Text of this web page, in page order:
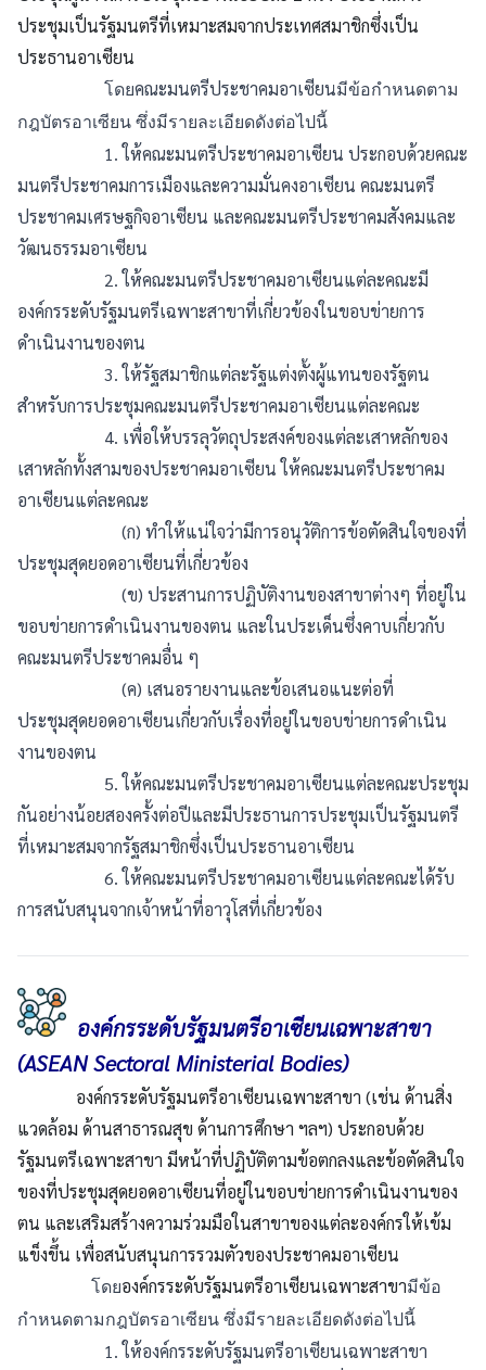
ประชุมเป็นรัฐมนตรีที่เหมาะสมจากประเทศสมาชิกซึ่งเป็น
ประธานอาเซียน
โดยคณะมนตรีประชาคมอาเซียนมีข้อกำหนดตาม
กฎบัตรอาเซียน ซึ่งมีรายละเอียดดังต่อไปนี้
1. ให้คณะมนตรีประชาคมอาเซียน ประกอบด้วยคณะ
มนตรีประชาคมการเมืองและความมั่นคงอาเซียน คณะมนตรี
ประชาคมเศรษฐกิจอาเซียน และคณะมนตรีประชาคมสังคมและ
วัฒนธรรมอาเซียน
2. ให้คณะมนตรีประชาคมอาเซียนแต่ละคณะมี
องค์กรระดับรัฐมนตรีเฉพาะสาขาที่เกี่ยวข้องในขอบข่ายการ
ดำเนินงานของตน
3. ให้รัฐสมาชิกแต่ละรัฐแต่งตั้งผู้แทนของรัฐตน
สำหรับการประชุมคณะมนตรีประชาคมอาเซียนแต่ละคณะ
4. เพื่อให้บรรลุวัตถุประสงค์ของแต่ละเสาหลักของ
เสาหลักทั้งสามของประชาคมอาเซียน ให้คณะมนตรีประชาคม
อาเซียนแต่ละคณะ
(ก) ทำให้แน่ใจว่ามีการอนุวัติการข้อตัดสินใจของที่
ประชุมสุดยอดอาเซียนที่เกี่ยวข้อง
(ข) ประสานการปฏิบัติงานของสาขาต่างๆ ที่อยู่ใน
ขอบข่ายการดำเนินงานของตน และในประเด็นซึ่งคาบเกี่ยวกับ
คณะมนตรีประชาคมอื่น ๆ
(ค) เสนอรายงานและข้อเสนอแนะต่อที่
ประชุมสุดยอดอาเซียนเกี่ยวกับเรื่องที่อยู่ในขอบข่ายการดำเนิน
งานของตน
5. ให้คณะมนตรีประชาคมอาเซียนแต่ละคณะประชุม
กันอย่างน้อยสองครั้งต่อปีและมีประธานการประชุมเป็นรัฐมนตรี
ที่เหมาะสมจากรัฐสมาชิกซึ่งเป็นประธานอาเซียน
6. ให้คณะมนตรีประชาคมอาเซียนแต่ละคณะได้รับ
การสนับสนุนจากเจ้าหน้าที่อาวุโสที่เกี่ยวข้อง
องค์กรระดับรัฐมนตรีอาเซียนเฉพาะสาขา
(ASEAN Sectoral Ministerial Bodies)
องค์กรระดับรัฐมนตรีอาเซียนเฉพาะสาขา (เช่น ด้านสิ่ง
แวดล้อม ด้านสาธารณสุข ด้านการศึกษา ฯลฯ) ประกอบด้วย
รัฐมนตรีเฉพาะสาขา มีหน้าที่ปฏิบัติตามข้อตกลงและข้อตัดสินใจ
ของที่ประชุมสุดยอดอาเซียนที่อยู่ในขอบข่ายการดำเนินงานของ
ตน และเสริมสร้างความร่วมมือในสาขาของแต่ละองค์กรให้เข้ม
แข็งขึ้น เพื่อสนับสนุนการรวมตัวของประชาคมอาเซียน
โดยองค์กรระดับรัฐมนตรีอาเซียนเฉพาะสาขามีข้อ
กำหนดตามกฎบัตรอาเซียน ซึ่งมีรายละเอียดดังต่อไปนี้
1. ให้องค์กรระดับรัฐมนตรีอาเซียนเฉพาะสาขา